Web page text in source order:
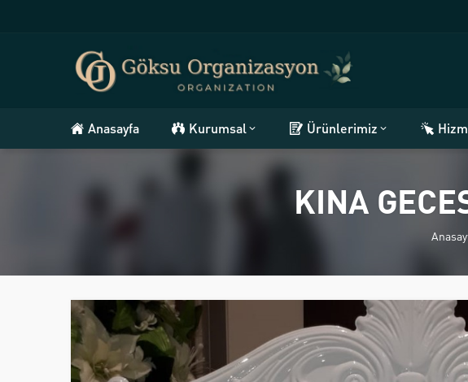
Anasayfa Kurumsal Ürünlerimiz
KINA